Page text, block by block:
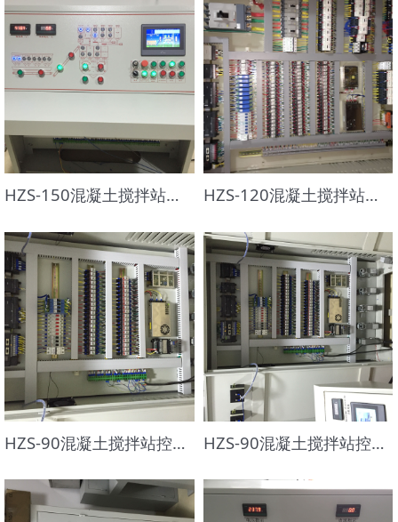
HZS-150混凝土搅拌站控制系统 HZS-120混凝土搅拌站控制系统-1
HZS-90混凝土搅拌站控制系统-2 HZS-90混凝土搅拌站控制系统-1